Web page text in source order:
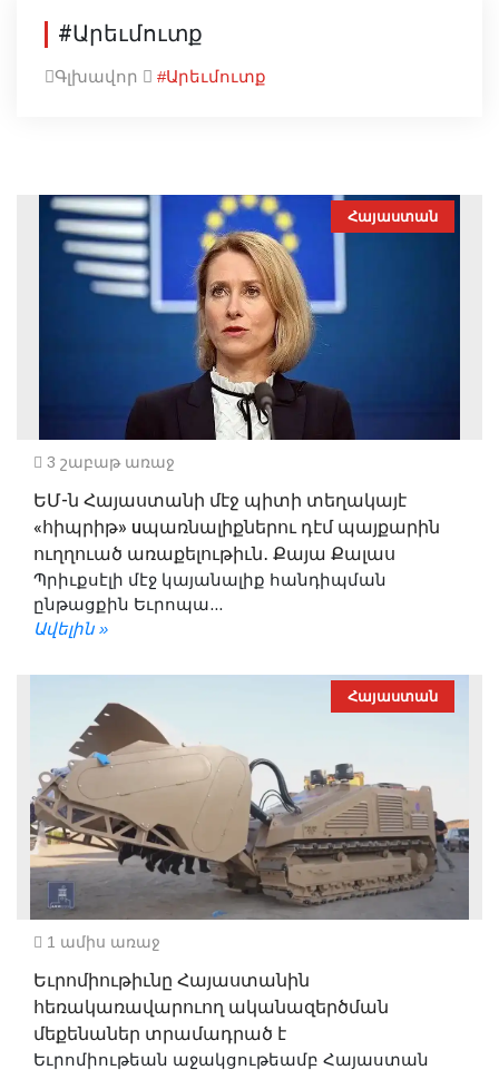
#Արեւմուտք
Գլխավոր #Արեւմուտք
Հայաստան
3 շաբաթ առաջ
ԵՄ-ն Հայաստանի մէջ պիտի տեղակայէ
«հիպրիթ» uպառնալիքներու դէմ պայքարին
ուղղուած առաքելութիւն․ Քայա Քալաս
Պրիւքսէլի մէջ կայանալիք հանդիպման
ընթացքին Եւրոպա...
Ավելին »
Հայաստան
1 ամիս առաջ
Եւրոմիութիւնը Հայաստանին
հեռակառավարուող ականազերծման
մեքենաներ տրամադրած է
Եւրոմիութեան աջակցութեամբ Հայաստան